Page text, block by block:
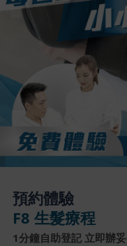
預約體驗
F8 生髮療程
1分鐘自助登記 立即辦妥